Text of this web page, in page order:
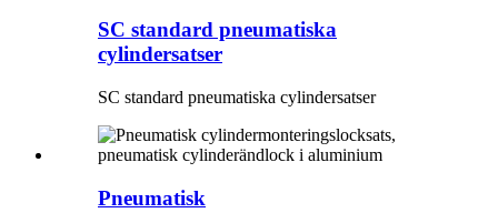
SC standard pneumatiska
cylindersatser
SC standard pneumatiska cylindersatser
Pneumatisk